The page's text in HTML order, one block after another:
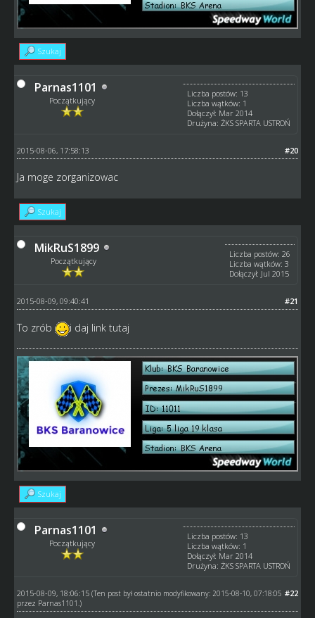
Szukaj
Parnas1101
Początkujący
Liczba postów: 13
Liczba wątków: 1
Dołączył: Mar 2014
Drużyna: ŻKS SPARTA USTROŃ
#20
2015-08-06, 17:58:13
Ja moge zorganizowac
Szukaj
MikRuS1899
Początkujący
Liczba postów: 26
Liczba wątków: 3
Dołączył: Jul 2015
#21
2015-08-09, 09:40:41
To zrób i daj link tutaj
Szukaj
Parnas1101
Początkujący
Liczba postów: 13
Liczba wątków: 1
Dołączył: Mar 2014
Drużyna: ŻKS SPARTA USTROŃ
#22
2015-08-09, 18:06:15 (Ten post był ostatnio modyfikowany: 2015-08-10, 07:18:05
przez Parnas1101 .)